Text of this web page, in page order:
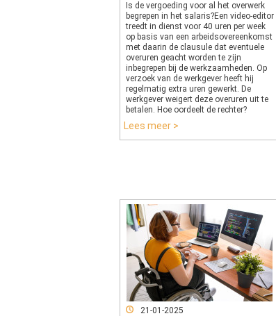
Is de vergoeding voor al het overwerk
begrepen in het salaris?Een video-editor
treedt in dienst voor 40 uren per week
op basis van een arbeidsovereenkomst
met daarin de clausule dat eventuele
overuren geacht worden te zijn
inbegrepen bij de werkzaamheden. Op
verzoek van de werkgever heeft hij
regelmatig extra uren gewerkt. De
werkgever weigert deze overuren uit te
betalen. Hoe oordeelt de rechter?
Lees meer >
21-01-2025